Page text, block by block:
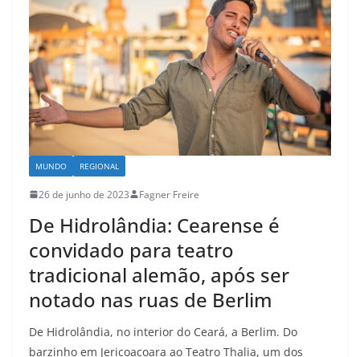
MUNDO REGIONAL
26 de junho de 2023 Fagner Freire
De Hidrolândia: Cearense é
convidado para teatro
tradicional alemão, após ser
notado nas ruas de Berlim
De Hidrolândia, no interior do Ceará, a Berlim. Do
barzinho em Jericoacoara ao Teatro Thalia, um dos